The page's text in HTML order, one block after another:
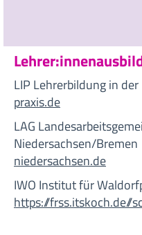
LIP Lehrerbildung in
praxis.de
LAG
Niedersachsen/Bremen
niedersachsen.de
IWO Institut für
https://frss.itskoch.de//